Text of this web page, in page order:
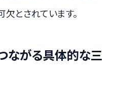
とされています。
ながる具体的な三